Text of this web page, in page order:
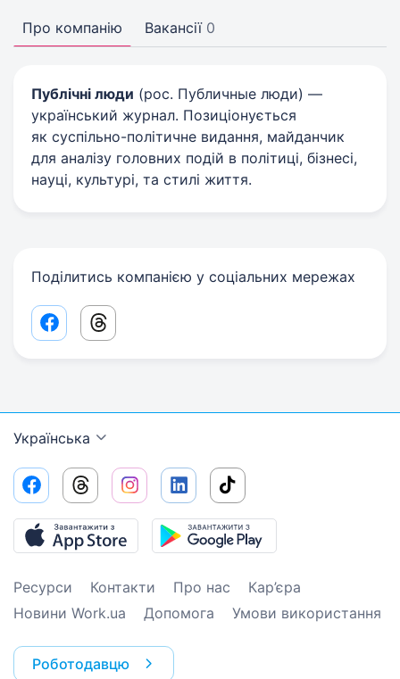
Про компанію Вакансії 0
Публічні люди (рос. Публичные люди) —
український журнал. Позиціонується
як суспільно-політичне видання, майданчик
для аналізу головних подій в політиці, бізнесі,
науці, культурі, та стилі життя.
Поділитись компанією у соціальних мережах
Facebook share link
Threads share link
Українська
Ресурси Контакти Про нас
Кар’єра
Новини Work.ua
Допомога Умови використання
Роботодавцю